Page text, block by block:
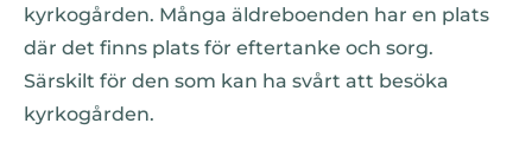
kyrkogården. Många äldreboenden har en plats
där det finns plats för eftertanke och sorg.
Särskilt för den som kan ha svårt att besöka
kyrkogården.